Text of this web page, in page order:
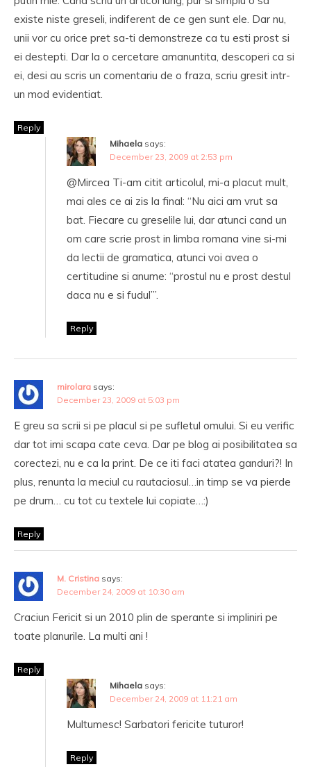
existe niste greseli, indiferent de ce gen sunt ele. Dar nu,
unii vor cu orice pret sa-ti demonstreze ca tu esti prost si
ei destepti. Dar la o cercetare amanuntita, descoperi ca si
ei, desi au scris un comentariu de o fraza, scriu gresit intr-
un mod evidentiat.
Reply
Mihaela says:
December 23, 2009 at 2:53 pm
@Mircea Ti-am citit articolul, mi-a placut mult,
mai ales ce ai zis la final: “Nu aici am vrut sa
bat. Fiecare cu greselile lui, dar atunci cand un
om care scrie prost in limba romana vine si-mi
da lectii de gramatica, atunci voi avea o
certitudine si anume: “prostul nu e prost destul
daca nu e si fudul’”.
Reply
mirolara says:
December 23, 2009 at 5:03 pm
E greu sa scrii si pe placul si pe sufletul omului. Si eu verific
dar tot imi scapa cate ceva. Dar pe blog ai posibilitatea sa
corectezi, nu e ca la print. De ce iti faci atatea ganduri?! In
plus, renunta la meciul cu rautaciosul…in timp se va pierde
pe drum… cu tot cu textele lui copiate…:)
Reply
M. Cristina says:
December 24, 2009 at 10:30 am
Craciun Fericit si un 2010 plin de sperante si impliniri pe
toate planurile. La multi ani !
Reply
Mihaela says:
December 24, 2009 at 11:21 am
Multumesc! Sarbatori fericite tuturor!
Reply